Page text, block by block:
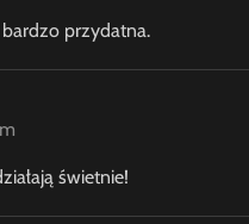
przydatna.
świetnie!